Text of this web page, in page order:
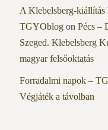
A Klebelsberg-kiállítás
TGYOblogon Pécs –
Szeged. Klebelsberg
magyar felsőoktatás
Forradalmi napok –
Végjáték a távolban